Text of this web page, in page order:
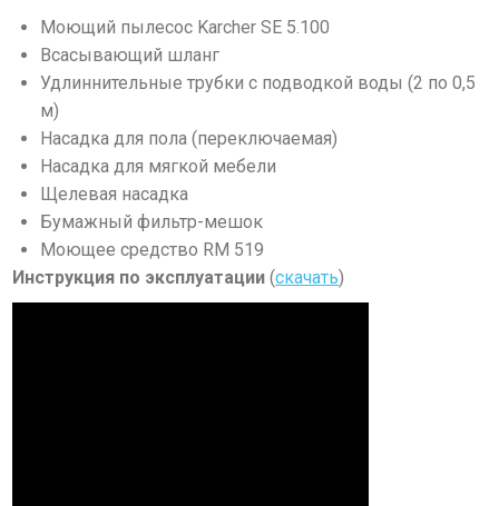
Моющий пылесос Karcher SE 5.100
Всасывающий шланг
Удлиннительные трубки с подводкой воды (2 по 0,5
м)
Насадка для пола (переключаемая)
Насадка для мягкой мебели
Щелевая насадка
Бумажный фильтр-мешок
Моющее средство RM 519
Инструкция по эксплуатации (скачать)